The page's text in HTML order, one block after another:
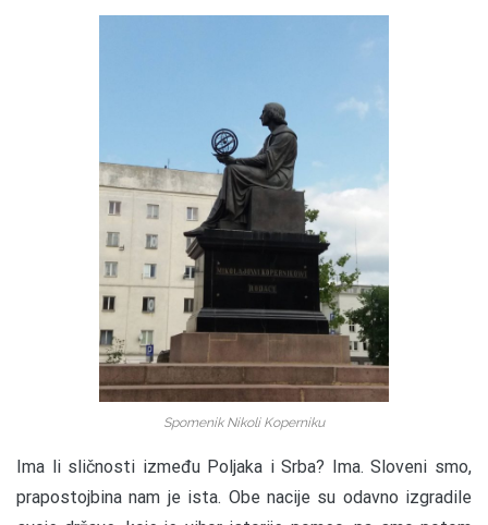
Spomenik Nikoli Koperniku
Ima li sličnosti između Poljaka i Srba? Ima. Sloveni smo,
prapostojbina nam je ista. Obe nacije su odavno izgradile